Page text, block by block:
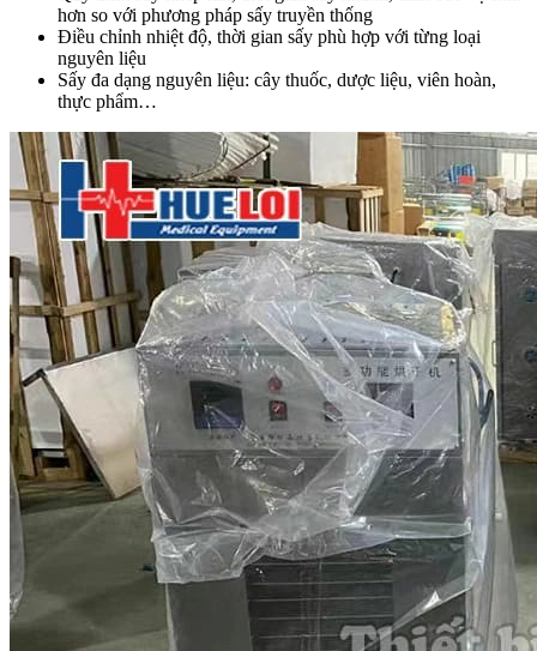
hơn so với phương pháp sấy truyền thống
Điều chỉnh nhiệt độ, thời gian sấy phù hợp với từng loại
nguyên liệu
Sấy đa dạng nguyên liệu: cây thuốc, dược liệu, viên hoàn,
thực phẩm…